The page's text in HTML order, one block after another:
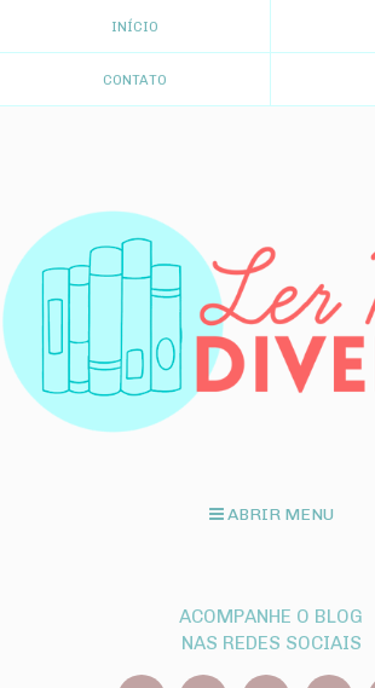
INÍCIO
CONTATO
ABRIR MENU
ACOMPANHE O BLOG
NAS REDES SOCIAIS